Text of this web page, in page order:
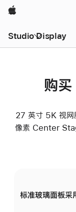
Apple
Studio Display
购
27 英寸 5K 视网
像素 Center
标准玻璃面板采